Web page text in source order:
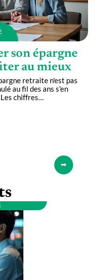
son épargne
au mieux
retraite n'est pas
au fil des ans s'en
chiffres…